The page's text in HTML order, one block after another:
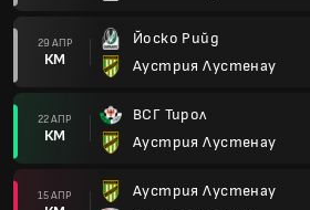
29 АПР
КМ
Йоско Рийд
Аустрия Лустенау
22 АПР
КМ
ВСГ Тирол
Аустрия Лустенау
15 АПР
Аустрия Лустенау